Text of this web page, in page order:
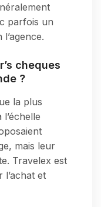
parfois un
cheques
?
la plus
mais leur
Travelex est
et